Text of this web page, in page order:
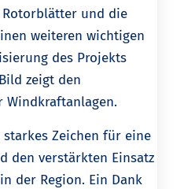
und die
weiteren wichtigen
des Projekts
zeigt den
Zeichen für eine
den verstärkten Einsatz
der Region. Ein Dank